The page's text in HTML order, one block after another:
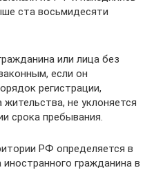
ста восьмидесяти
или лица без
если он
регистрации,
не уклоняется
срока пребывания.
РФ определяется в
гражданина в